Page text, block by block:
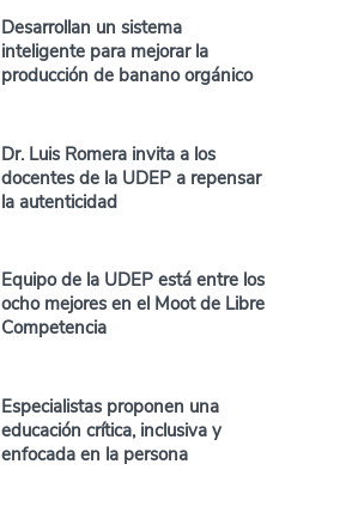
Desarrollan un sistema
inteligente para mejorar la
producción de banano orgánico
Dr. Luis Romera invita a los
docentes de la UDEP a repensar
la autenticidad
Equipo de la UDEP está entre los
ocho mejores en el Moot de Libre
Competencia
Especialistas proponen una
educación crítica, inclusiva y
enfocada en la persona